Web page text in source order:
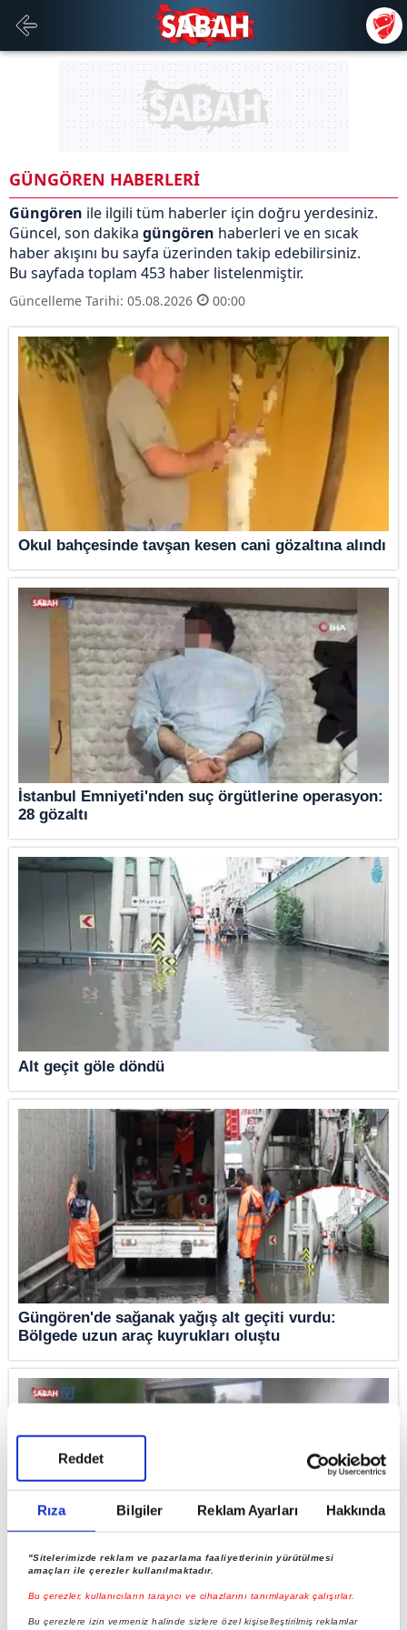
Rıza Bilgiler Reklam Ayarları Hakkında
"Sitelerimizde reklam ve pazarlama faaliyetlerinin yürütülmesi
amaçları ile çerezler kullanılmaktadır.
Bu çerezler, kullanıcıların tarayıcı ve cihazlarını tanımlayarak çalışırlar.
Bu çerezlere izin vermeniz halinde sizlere özel kişiselleştirilmiş reklamlar
Reddet
GÜNGÖREN HABERLERİ
Güngören ile ilgili tüm haberler için doğru yerdesiniz.
Güncel, son dakika güngören haberleri ve en sıcak
haber akışını bu sayfa üzerinden takip edebilirsiniz.
Bu sayfada toplam 453 haber listelenmiştir.
Güncelleme Tarihi: 05.08.2026 00:00
Okul bahçesinde tavşan kesen cani gözaltına alındı
İstanbul Emniyeti'nden suç örgütlerine operasyon:
28 gözaltı
Alt geçit göle döndü
Güngören'de sağanak yağış alt geçiti vurdu:
Bölgede uzun araç kuyrukları oluştu
araç kuyruğu oluştu